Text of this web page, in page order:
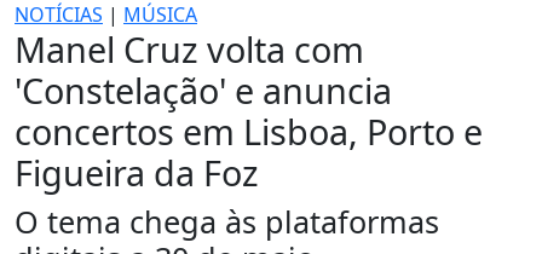
NOTÍCIAS | MÚSICA
Manel Cruz volta com
'Constelação' e anuncia
concertos em Lisboa, Porto e
Figueira da Foz
O tema chega às plataformas